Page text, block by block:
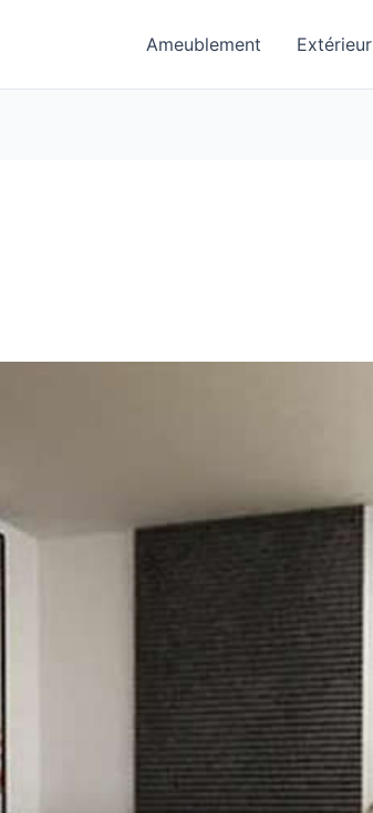
Ameublement Extérieur